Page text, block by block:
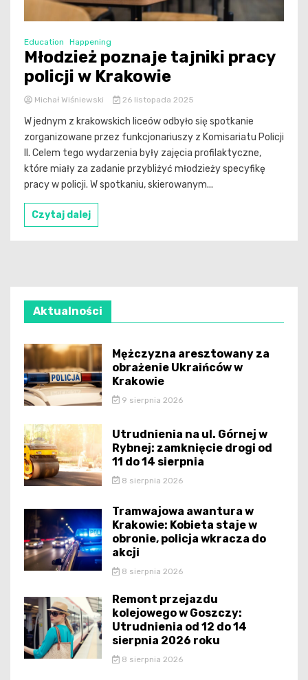
Education Happening
Młodzież poznaje tajniki pracy
policji w Krakowie
Michał Wiśniewski 26 listopada 2025
W jednym z krakowskich liceów odbyło się spotkanie
zorganizowane przez funkcjonariuszy z Komisariatu Policji
II. Celem tego wydarzenia były zajęcia profilaktyczne,
które miały za zadanie przybliżyć młodzieży specyfikę
pracy w policji. W spotkaniu, skierowanym...
Czytaj dalej
Aktualności
Mężczyzna aresztowany za
obrażenie Ukraińców w
Krakowie
9 sierpnia 2026
Utrudnienia na ul. Górnej w
Rybnej: zamknięcie drogi od
11 do 14 sierpnia
8 sierpnia 2026
Tramwajowa awantura w
Krakowie: Kobieta staje w
obronie, policja wkracza do
akcji
8 sierpnia 2026
Remont przejazdu
kolejowego w Goszczy:
Utrudnienia od 12 do 14
sierpnia 2026 roku
8 sierpnia 2026